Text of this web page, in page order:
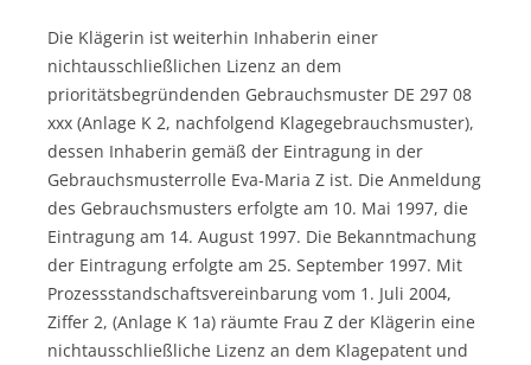
Die Klägerin ist weiterhin Inhaberin einer
nichtausschließlichen Lizenz an dem
prioritätsbegründenden Gebrauchsmuster DE 297 08
xxx (Anlage K 2, nachfolgend Klagegebrauchsmuster),
dessen Inhaberin gemäß der Eintragung in der
Gebrauchsmusterrolle Eva-Maria Z ist. Die Anmeldung
des Gebrauchsmusters erfolgte am 10. Mai 1997, die
Eintragung am 14. August 1997. Die Bekanntmachung
der Eintragung erfolgte am 25. September 1997. Mit
Prozessstandschaftsvereinbarung vom 1. Juli 2004,
Ziffer 2, (Anlage K 1a) räumte Frau Z der Klägerin eine
nichtausschließliche Lizenz an dem Klagepatent und